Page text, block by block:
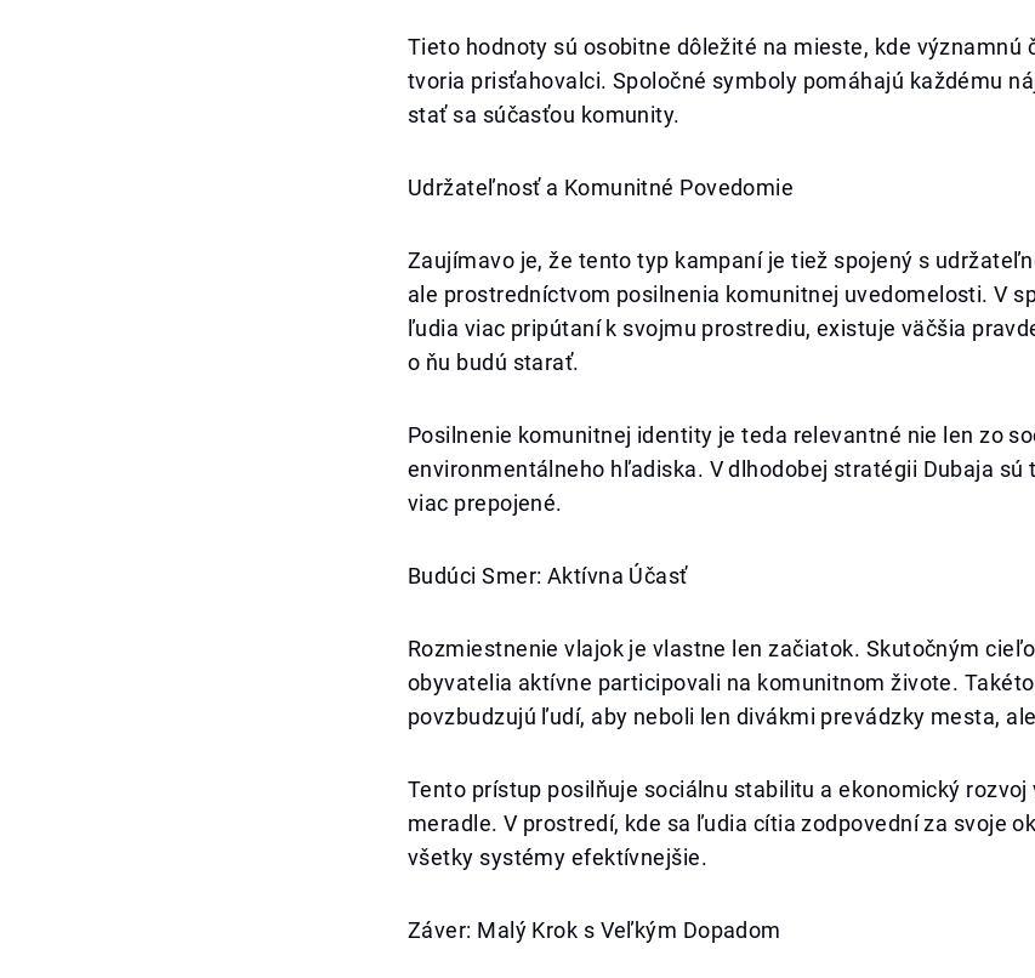
Tieto hodnoty sú osobitne dôležité na mieste, kde významnú
tvoria prisťahovalci. Spoločné symboly pomáhajú každému
stať sa súčasťou komunity.
Udržateľnosť a Komunitné Povedomie
Zaujímavo je, že tento typ kampaní je tiež spojený s
ale prostredníctvom posilnenia komunitnej uvedomelosti. V
ľudia viac pripútaní k svojmu prostrediu, existuje väčšia
o ňu budú starať.
Posilnenie komunitnej identity je teda relevantné nie len zo
environmentálneho hľadiska. V dlhodobej stratégii Dubaja sú
viac prepojené.
Budúci Smer: Aktívna Účasť
Rozmiestnenie vlajok je vlastne len začiatok. Skutočným
obyvatelia aktívne participovali na komunitnom živote.
povzbudzujú ľudí, aby neboli len divákmi prevádzky mesta,
Tento prístup posilňuje sociálnu stabilitu a ekonomický rozvoj
meradle. V prostredí, kde sa ľudia cítia zodpovední za svoje
všetky systémy efektívnejšie.
Záver: Malý Krok s Veľkým Dopadom